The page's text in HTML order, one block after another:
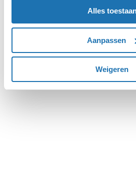
Alles
Aanpassen
Weigeren